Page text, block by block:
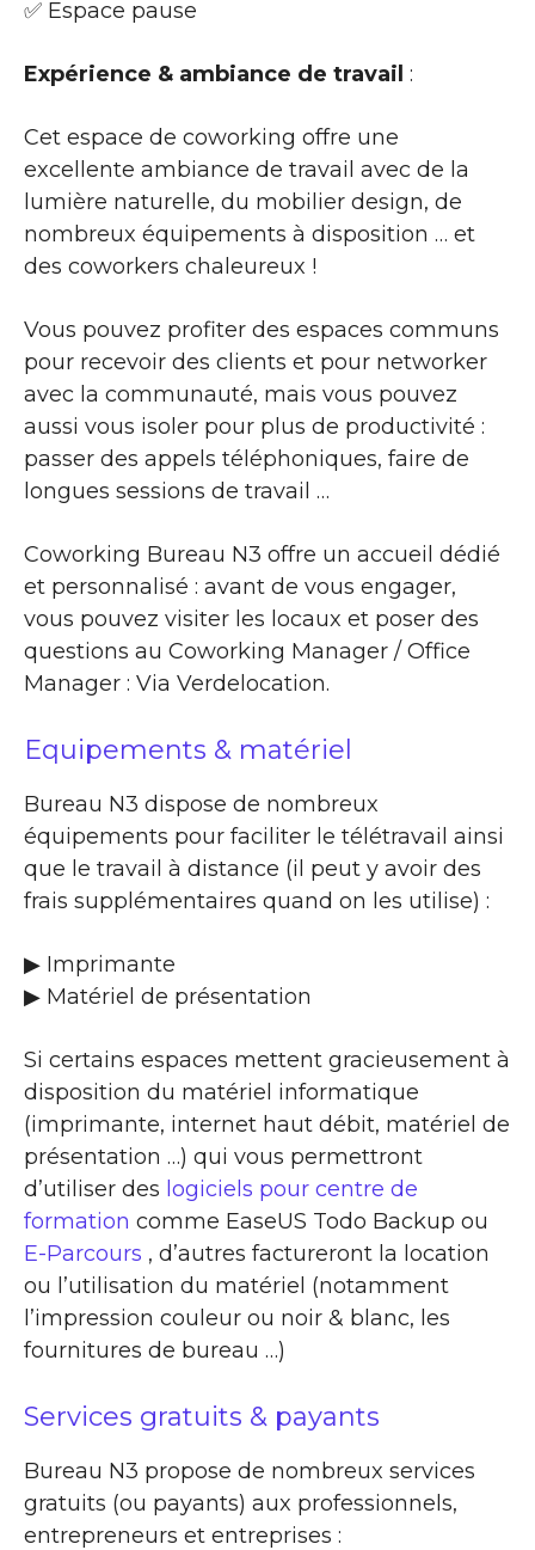
✅ Espace pause
Expérience & ambiance de travail :
Cet espace de coworking offre une
excellente ambiance de travail avec de la
lumière naturelle, du mobilier design, de
nombreux équipements à disposition … et
des coworkers chaleureux !
Vous pouvez profiter des espaces communs
pour recevoir des clients et pour networker
avec la communauté, mais vous pouvez
aussi vous isoler pour plus de productivité :
passer des appels téléphoniques, faire de
longues sessions de travail …
Coworking Bureau N3 offre un accueil dédié
et personnalisé : avant de vous engager,
vous pouvez visiter les locaux et poser des
questions au Coworking Manager / Office
Manager : Via Verdelocation.
Equipements & matériel
Bureau N3 dispose de nombreux
équipements pour faciliter le télétravail ainsi
que le travail à distance (il peut y avoir des
frais supplémentaires quand on les utilise) :
▶ Imprimante
▶ Matériel de présentation
Si certains espaces mettent gracieusement à
disposition du matériel informatique
(imprimante, internet haut débit, matériel de
présentation …) qui vous permettront
d’utiliser des logiciels pour centre de
formation comme EaseUS Todo Backup ou
E-Parcours , d’autres factureront la location
ou l’utilisation du matériel (notamment
l’impression couleur ou noir & blanc, les
fournitures de bureau …)
Services gratuits & payants
Bureau N3 propose de nombreux services
gratuits (ou payants) aux professionnels,
entrepreneurs et entreprises :